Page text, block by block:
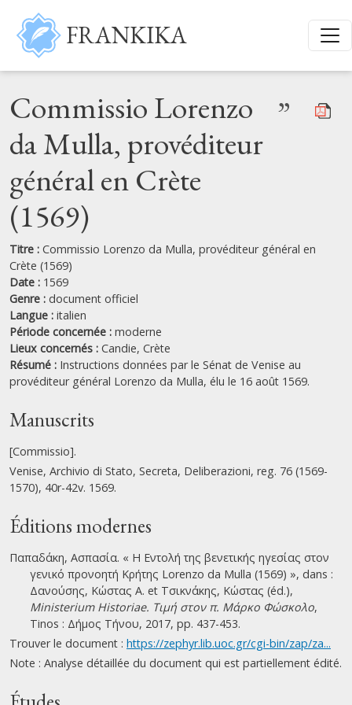
Aller au contenu principal
FRANKIKA
Commissio Lorenzo
da Mulla, provéditeur
général en Crète
(1569)
”
Titre : Commissio Lorenzo da Mulla, provéditeur général en
Crète (1569)
Date : 1569
Genre : document officiel
Langue : italien
Période concernée : moderne
Lieux concernés : Candie, Crète
Résumé : Instructions données par le Sénat de Venise au
provéditeur général Lorenzo da Mulla, élu le 16 août 1569.
Manuscrits
[Commissio].
Venise, Archivio di Stato, Secreta, Deliberazioni, reg. 76 (1569-
1570), 40r-42v. 1569.
Éditions modernes
Παπαδάκη, Ασπασία. « Η Εντολή της βενετικής ηγεσίας στον
γενικό προνοητή Κρήτης Lorenzo da Mulla (1569) », dans :
Δανούσης, Κώστας Α. et Τσικνάκης, Κώστας (éd.),
Ministerium Historiae. Τιμή στον π. Μάρκο Φώσκολο,
Tinos : Δήμος Τήνου, 2017, pp. 437-453.
Trouver le document : https://zephyr.lib.uoc.gr/cgi-bin/zap/za...
Note : Analyse détaillée du document qui est partiellement édité.